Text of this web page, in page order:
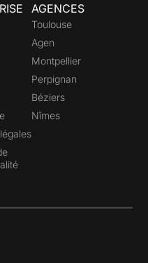
AGENCES
Toulouse
Agen
Montpellier
Perpignan
Béziers
Nîmes